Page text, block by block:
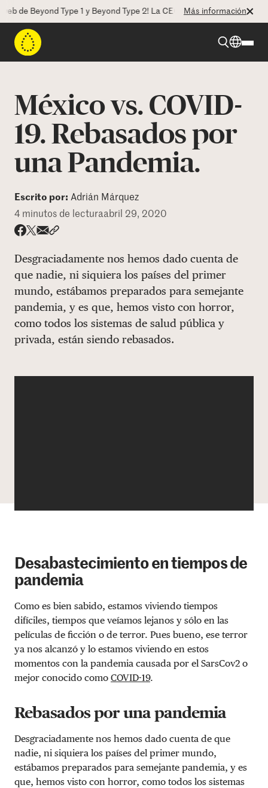
Beyond Type 1 y Beyond Type 2! La CEO Deborah Dugan nos habla
Más información
Recursos
Programas
Quienes somos
México vs. COVID-
19. Rebasados por
una Pandemia.
Escrito por: Adrián Márquez
4 minutos de lecturaabril 29, 2020
Desgraciadamente nos hemos dado cuenta de
que nadie, ni siquiera los países del primer
mundo, estábamos preparados para semejante
pandemia, y es que, hemos visto con horror,
como todos los sistemas de salud pública y
privada, están siendo rebasados.
Desabastecimiento en tiempos de
pandemia
Como es bien sabido, estamos viviendo tiempos
difíciles, tiempos que veíamos lejanos y sólo en las
películas de ficción o de terror. Pues bueno, ese terror
ya nos alcanzó y lo estamos viviendo en estos
momentos con la pandemia causada por el SarsCov2 o
mejor conocido como COVID-19.
Rebasados por una pandemia
Desgraciadamente nos hemos dado cuenta de que
nadie, ni siquiera los países del primer mundo,
estábamos preparados para semejante pandemia, y es
que, hemos visto con horror, como todos los sistemas